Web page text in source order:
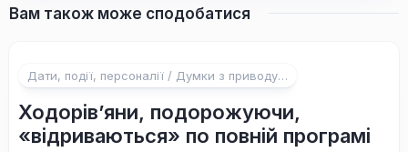
Вам також може сподобатися
Дати, події, персоналії / Думки з приводу…
Ходорів’яни, подорожуючи,
«відриваються» по повній програмі